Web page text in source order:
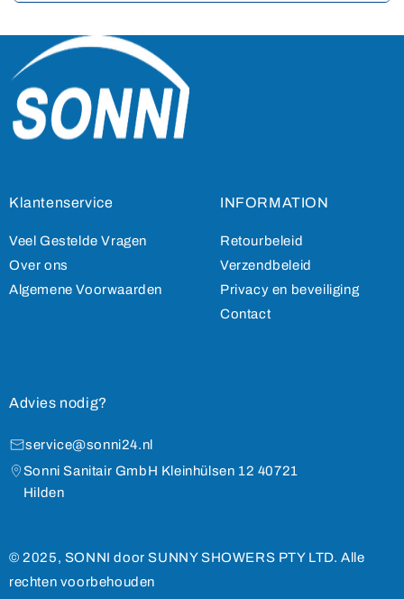
Klantenservice
Veel Gestelde Vragen
Over ons
Algemene Voorwaarden
INFORMATION
Retourbeleid
Verzendbeleid
Privacy en beveiliging
Contact
Advies nodig?
service@sonni24.nl
Sonni Sanitair GmbH Kleinhülsen 12 40721
Hilden
© 2025, SONNI door SUNNY SHOWERS PTY LTD. Alle
rechten voorbehouden